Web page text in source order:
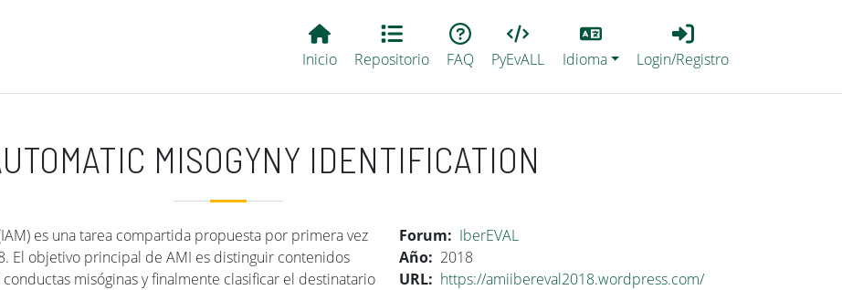
Main EvALL
Inicio Repositorio FAQ PyEvALL
Lang
Idioma
Login_Registro
Login/Registro
MISOGYNY IDENTIFICATION
es una tarea compartida propuesta por primera vez
El objetivo principal de AMI es distinguir contenidos
misóginas y finalmente clasificar el destinatario
Forum
IberEVAL
Año
2018
URL
https://amiibereval2018.wordpress.com/